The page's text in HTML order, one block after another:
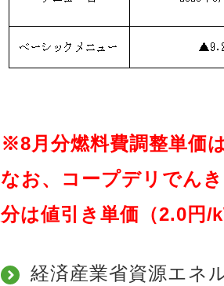
※8月分燃料費調整単価
なお、コープデリでん
分は値引き単価（2.0円/
経済産業省資源エネ